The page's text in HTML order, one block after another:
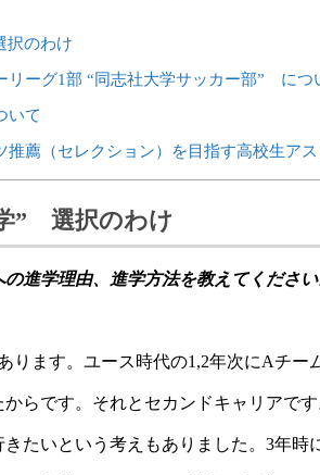
のわけ
リーグ1部 “同志社大学サッカー部” につ
いて
推薦（セレクション）を目指す高校生ア
” 選択のわけ
の進学理由、進学方法を教えてください
ります。 ユース時代の1,2年次にAチー
らです。 それとセカンドキャリアです
たいという考えもありました。 3年時